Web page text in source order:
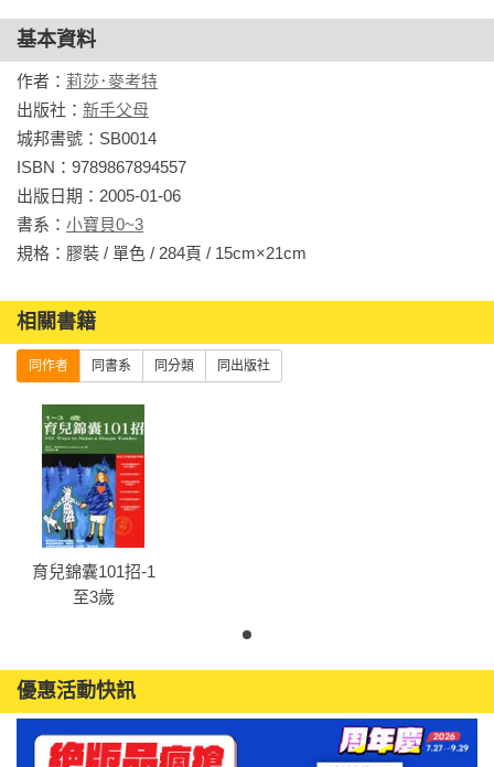
基本資料
作者： 莉莎･麥考特
出版社： 新手父母
城邦書號：SB0014
ISBN：9789867894557
出版日期：2005-01-06
書系： 小寶貝0~3
規格：膠裝 / 單色 / 284頁 / 15cm×21cm
相關書籍
同作者 同書系 同分類 同出版社
育兒錦囊101招-1
至3歲
優惠活動快訊